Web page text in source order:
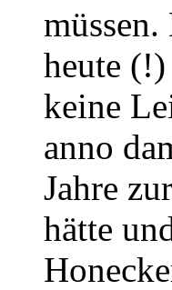
heute
keine
anno
Jahre
hätte